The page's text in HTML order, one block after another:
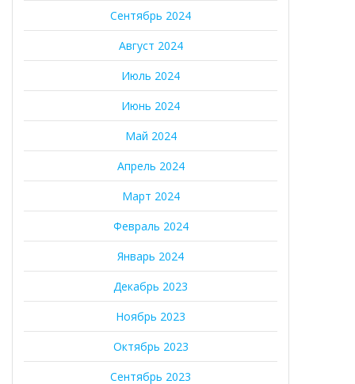
Сентябрь 2024
Август 2024
Июль 2024
Июнь 2024
Май 2024
Апрель 2024
Март 2024
Февраль 2024
Январь 2024
Декабрь 2023
Ноябрь 2023
Октябрь 2023
Сентябрь 2023